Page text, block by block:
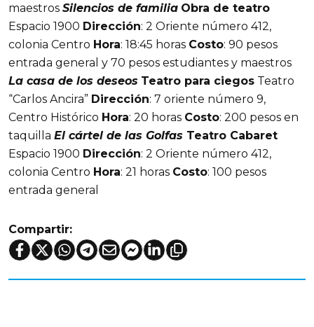
maestros Silencios de familia Obra de teatro
Espacio 1900 Dirección: 2 Oriente número 412,
colonia Centro Hora: 18:45 horas Costo: 90 pesos
entrada general y 70 pesos estudiantes y maestros
La casa de los deseos Teatro para ciegos Teatro
“Carlos Ancira” Dirección: 7 oriente número 9,
Centro Histórico Hora: 20 horas Costo: 200 pesos en
taquilla El cártel de las Golfas Teatro Cabaret
Espacio 1900 Dirección: 2 Oriente número 412,
colonia Centro Hora: 21 horas Costo: 100 pesos
entrada general
Compartir: